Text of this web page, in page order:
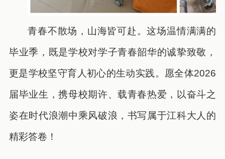
青春不散场，山海皆可赴。这场温情满满的
毕业季，既是学校对学子青春韶华的诚挚致敬，
更是学校坚守育人初心的生动实践。愿全体2026
届毕业生，携母校期许、载青春热爱，以奋斗之
姿在时代浪潮中乘风破浪，书写属于江科大人的
精彩答卷！